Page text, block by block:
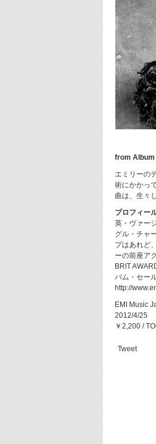
from Album
エミリーの
術にかかっ
曲は、生々
プロフィー
英・ヴァー
グル・チャ
プはあれど
ーの前座ア
BRIT
バム・セー
http://
EMI Music
2012/4/25
￥2,200 /
Tweet